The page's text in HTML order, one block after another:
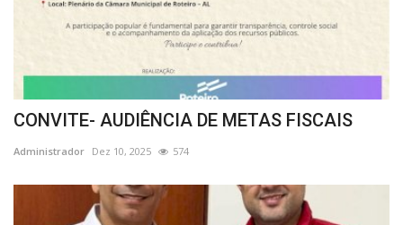
CONVITE- AUDIÊNCIA DE METAS FISCAIS
Administrador Dez 10, 2025 574